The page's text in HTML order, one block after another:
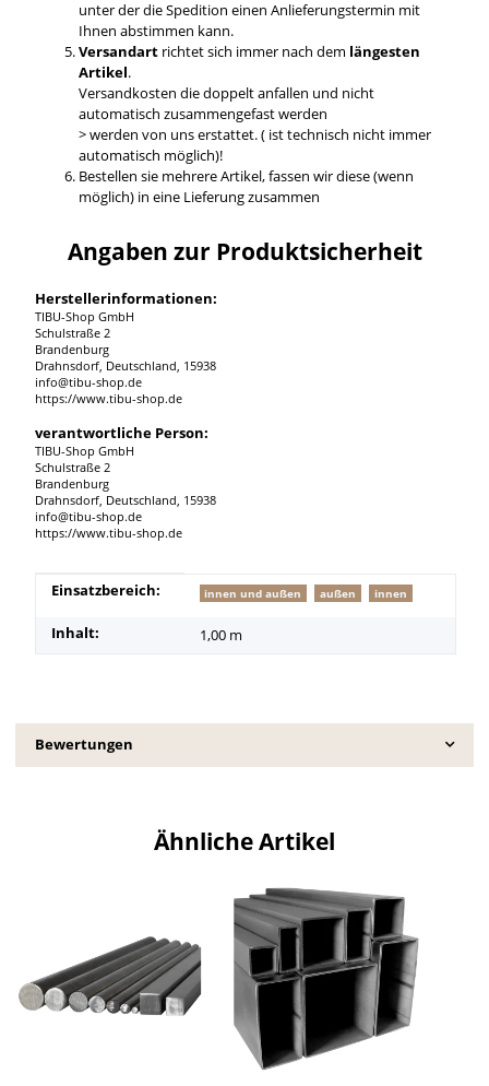
unter der die Spedition einen Anlieferungstermin mit
Ihnen abstimmen kann.
Versandartrichtet sich immer nach dem längesten
Artikel.
Versandkosten die doppelt anfallen und nicht
automatisch zusammengefast werden
> werden von uns erstattet. ( ist technisch nicht immer
automatisch möglich)!
Bestellen sie mehrere Artikel, fassen wir diese (wenn
möglich) in eine Lieferung zusammen
Angaben zur Produktsicherheit
Herstellerinformationen:
TIBU-Shop GmbH
Schulstraße 2
Brandenburg
Drahnsdorf, Deutschland, 15938
info@tibu-shop.de
https://www.tibu-shop.de
verantwortliche Person:
TIBU-Shop GmbH
Schulstraße 2
Brandenburg
Drahnsdorf, Deutschland, 15938
info@tibu-shop.de
https://www.tibu-shop.de
Produkteigenschaft
Wert
Einsatzbereich: innen und außen außen innen
Inhalt: 1,00 m
Bewertungen
Ähnliche Artikel